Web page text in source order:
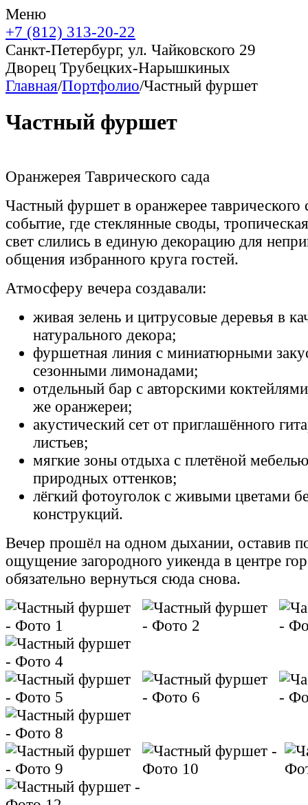
Меню
+7 (812) 313-20-22
Санкт-Петербург, ул. Чайковского 29
Дворец Трубецких-Нарышкиных
Главная/Портфолио/Частный фуршет
Частный фуршет
Оранжерея Таврического сада
Частный фуршет в оранжерее
событие, где стеклянные своды,
свет слились в единую декорацию для
общения избранного круга гостей.
Атмосферу вечера создавали:
живая зелень и цитрусовые деревья в
натурального декора;
фуршетная линия с миниатюрными
сезонными лимонадами;
отдельный бар с авторскими
же оранжереи;
акустический сет от приглашённого
листьев;
мягкие зоны отдыха с плетёной
природных оттенков;
лёгкий фотоуголок с живыми цветами
конструкций.
Вечер прошёл на одном дыхании, оставив
ощущение загородного уикенда в центре
обязательно вернуться сюда снова.